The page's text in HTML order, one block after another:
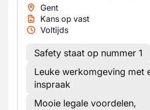
Gent
Kans op vast
Voltijds
Safety staat op nummer 1
Leuke werkomgeving met
inspraak
Mooie legale voordelen,